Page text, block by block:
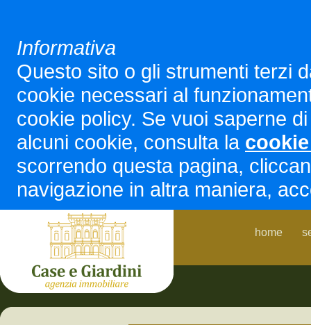
Informativa
Questo sito o gli strumenti terzi
cookie necessari al
cookie policy. Se vuoi saperne
alcuni cookie, consulta la
scorrendo questa pagina,
navigazione in altra maniera,
home